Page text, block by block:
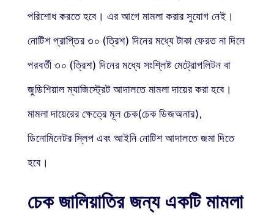
পরিশোধ করতে হবে। এর আগে মামলা করার সুযোগ নেই।
নোটিশ প্রাপ্তির ৩০ (ত্রিশ) দিনের মধ্যে টাকা ফেরত না দিলে
পরবর্তী ৩০ (ত্রিশ) দিনের মধ্যে সংশ্লিষ্ট মেট্রোপলিটন বা
জুডিশিয়াল ম্যাজিস্ট্রেট আদালতে মামলা দায়ের করা হবে।
মামলা দায়েরের ক্ষেত্রে মূল চেক(চেক ডিজঅনার),
ডিনোমিনেটর স্লিপ এবং আইনি নোটিশ আদালতে জমা দিতে
হবে।
চেক জালিয়াতির জন্য একটি মামলা